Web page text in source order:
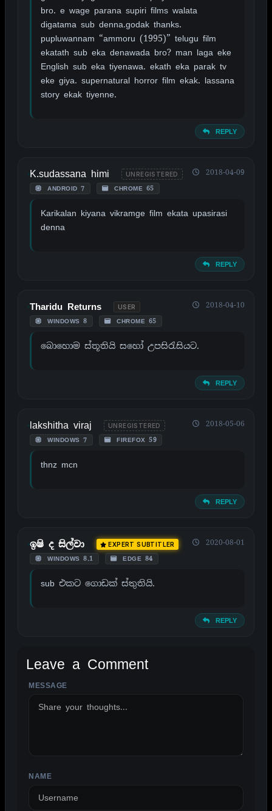
bro. e wage parana supiri films walata
digatama sub denna.godak thanks.
pupluwannam “ammoru (1995)” telugu film
ekatath sub eka denawada bro? man laga eke
English sub eka tiyenawa. ekath eka parak tv
eke giya. supernatural horror film ekak. lassana
story ekak tiyenne.
REPLY
K.sudassana himi UNREGISTERED
ANDROID 7 CHROME 65
2018-04-09
Karikalan kiyana vikramge film ekata upasirasi
denna
REPLY
Tharidu Returns USER
WINDOWS 8 CHROME 65
2018-04-10
බොහොම ස්තූතියි සහෝ උපසිරැසියට.
REPLY
lakshitha viraj UNREGISTERED
WINDOWS 7 FIREFOX 59
2018-05-06
thnz mcn
REPLY
ඉෂි ද සිල්වා EXPERT SUBTITLER
WINDOWS 8.1 EDGE 84
2020-08-01
sub එකට ගොඩක් ස්තුතියි.
REPLY
Leave a Comment
MESSAGE
NAME
ALTERNATIVE: